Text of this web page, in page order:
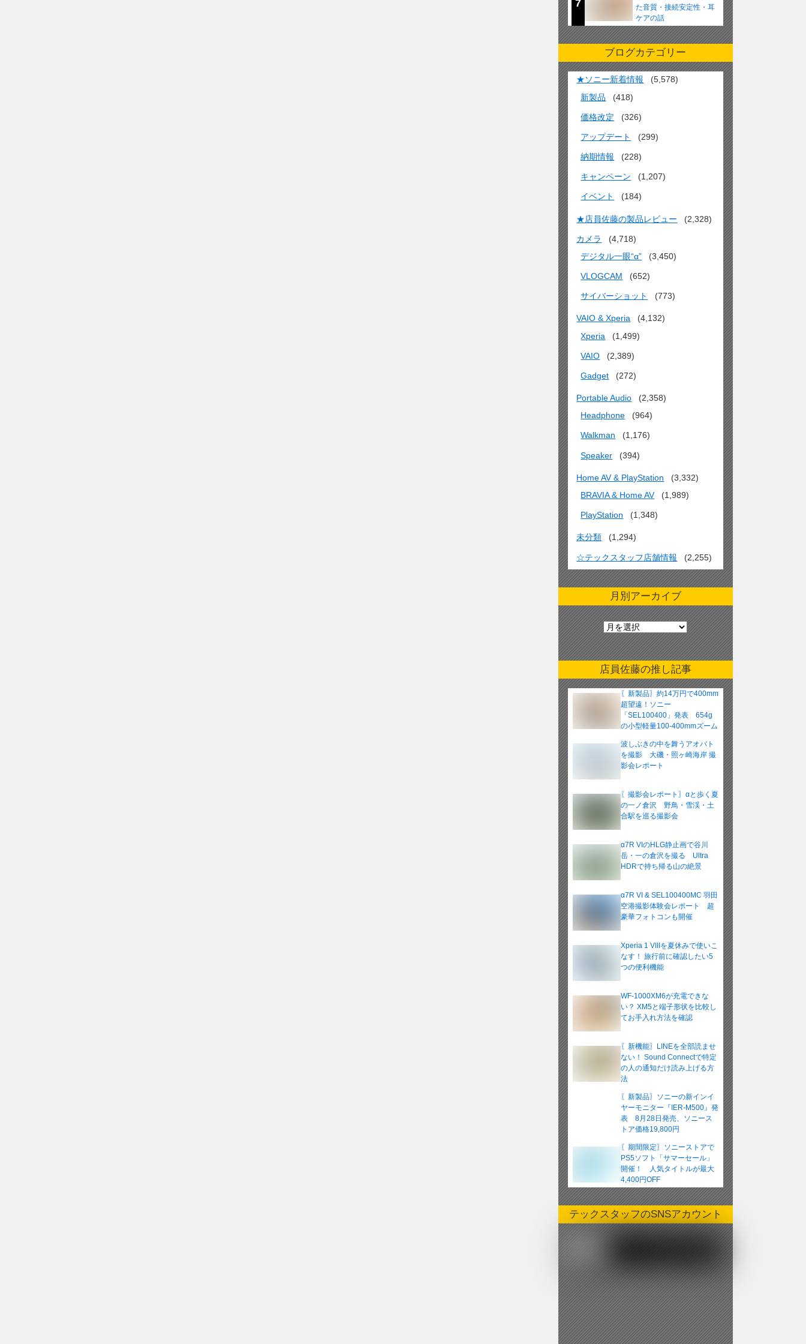
7
た音質・接続安定性・耳
ケアの話
ブログカテゴリー
★ソニー新着情報
(5,578)
新製品
(418)
価格改定 (326)
アップデート (299)
納期情報 (228)
キャンペーン (1,207)
イベント (184)
★店員佐藤の製品レビュー (2,328)
カメラ
(4,718)
デジタル一眼“α”
(3,450)
VLOGCAM (652)
サイバーショット (773)
VAIO & Xperia
(4,132)
Xperia
(1,499)
VAIO (2,389)
Gadget (272)
Portable Audio
(2,358)
Headphone
(964)
Walkman (1,176)
Speaker (394)
Home AV & PlayStation
(3,332)
BRAVIA & Home AV
(1,989)
PlayStation (1,348)
未分類 (1,294)
☆テックスタッフ店舗情報 (2,255)
月別アーカイブ
月
別
ア
ー
カ
イ
店員佐藤の推し記事
〖新製品〗約14万円で400mm
超望遠！ソニー
「SEL100400」発表 654g
の小型軽量100-400mmズーム
波しぶきの中を舞うアオバト
を撮影 大磯・照ヶ崎海岸 撮
影会レポート
〖撮影会レポート〗αと歩く夏
の一ノ倉沢 野鳥・雪渓・土
合駅を巡る撮影会
α7R VIのHLG静止画で谷川
岳・一の倉沢を撮る Ultra
HDRで持ち帰る山の絶景
α7R VI & SEL100400MC 羽田
空港撮影体験会レポート 超
豪華フォトコンも開催
Xperia 1 VIIIを夏休みで使いこ
なす！ 旅行前に確認したい5
つの便利機能
WF-1000XM6が充電できな
い？ XM5と端子形状を比較し
てお手入れ方法を確認
〖新機能〗LINEを全部読ませ
ない！ Sound Connectで特定
の人の通知だけ読み上げる方
法
〖新製品〗ソニーの新インイ
ヤーモニター『IER-M500』発
表 8月28日発売、ソニース
トア価格19,800円
〖期間限定〗ソニーストアで
PS5ソフト「サマーセール」
開催！ 人気タイトルが最大
4,400円OFF
テックスタッフのSNSアカウント